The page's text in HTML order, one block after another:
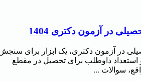
در آزمون دکتری 1404
در آزمون دکتری، یک ابزار برای
استعداد داوطلب برای تحصیل در مقطع
سوالات ...